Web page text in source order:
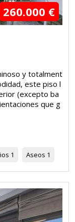
260.000 €
y totalment
este piso l
(excepto ba
que g
1 Aseos 1